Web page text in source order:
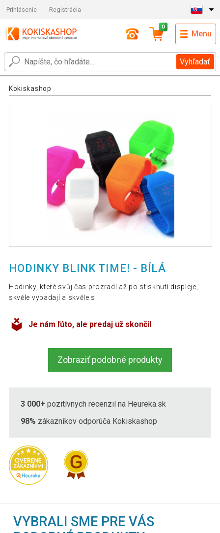
Prihlásenie Registrácia
Vyhľadať
0
Menu
Kokiskashop
HODINKY BLINK TIME! - BÍLÁ
Hodinky, které svůj čas prozradí až po stisknutí displeje,
skvěle vypadají a skvěle s...
Je nám ľúto, ale predaj už skončil
Zobraziť podobné produkty
3 000+ pozitívnych recenzií na Heureka.sk
98% zákazníkov odporúča Kokiskashop
VYBRALI SME PRE VÁS